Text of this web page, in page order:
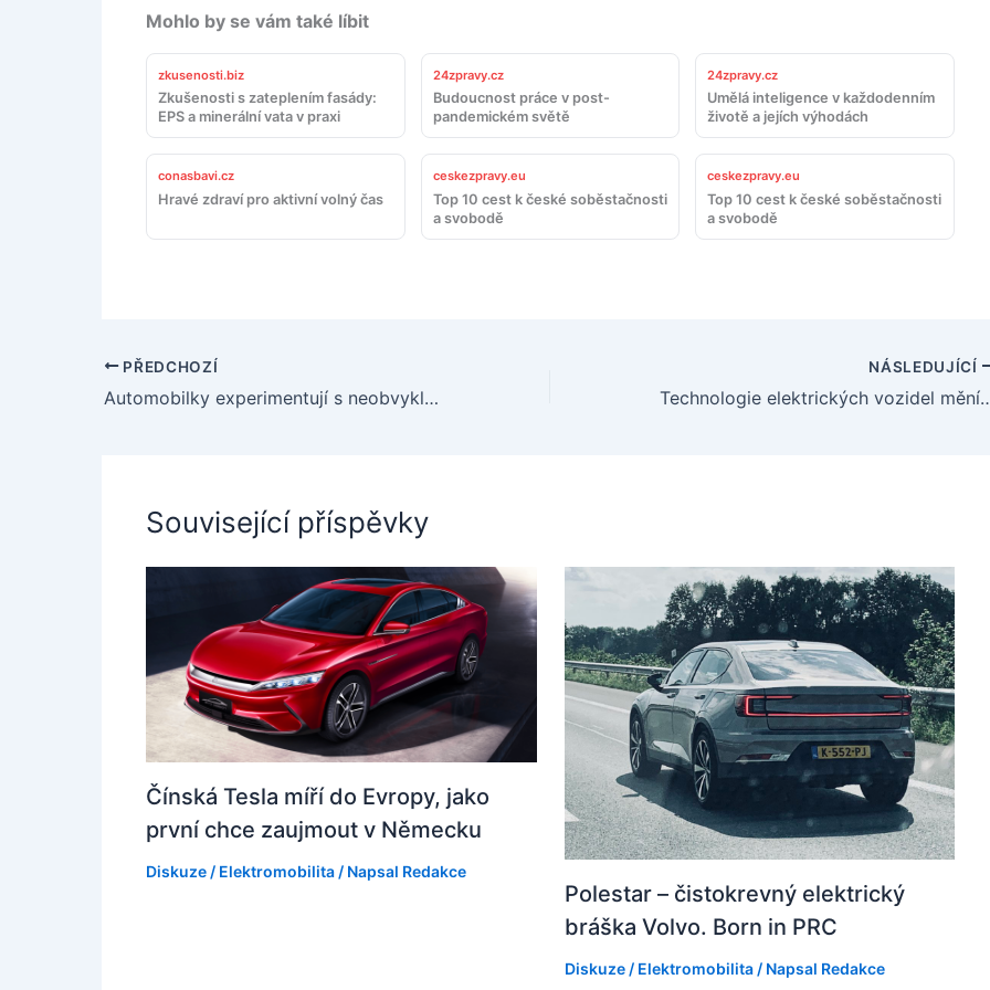
Mohlo by se vám také líbit
zkusenosti.biz
Zkušenosti s zateplením fasády:
EPS a minerální vata v praxi
24zpravy.cz
Budoucnost práce v post-
pandemickém světě
24zpravy.cz
Umělá inteligence v každodenním
životě a jejích výhodách
conasbavi.cz
Hravé zdraví pro aktivní volný čas
ceskezpravy.eu
Top 10 cest k české soběstačnosti
a svobodě
ceskezpravy.eu
Top 10 cest k české soběstačnosti
a svobodě
PŘEDCHOZÍ
Automobilky experimentují s neobvyklými palivy a jazyky budoucnosti
NÁSLEDUJÍCÍ
Technologie elektrických
Související příspěvky
Čínská Tesla míří do Evropy, jako
první chce zaujmout v Německu
Diskuze / Elektromobilita / Napsal Redakce
Polestar – čistokrevný elektrický
bráška Volvo. Born in PRC
Diskuze / Elektromobilita/ Napsal Redakce